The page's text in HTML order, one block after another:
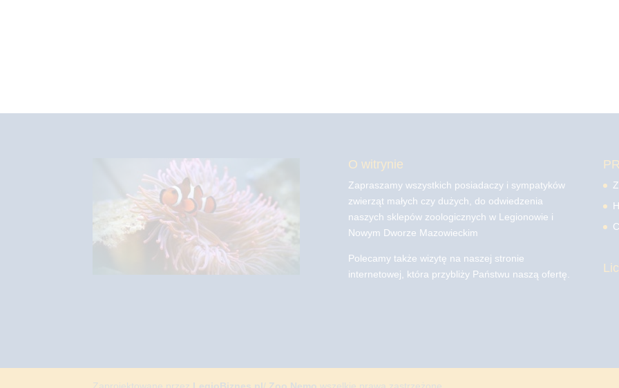
O witrynie
Zapraszamy wszystkich posiadaczy i sympatyków
zwierząt małych czy dużych, do odwiedzenia
naszych sklepów zoologicznych w Legionowie i
Nowym Dworze Mazowieckim
Polecamy także wizytę na naszej stronie
internetowej, która przybliży Państwu naszą ofertę.